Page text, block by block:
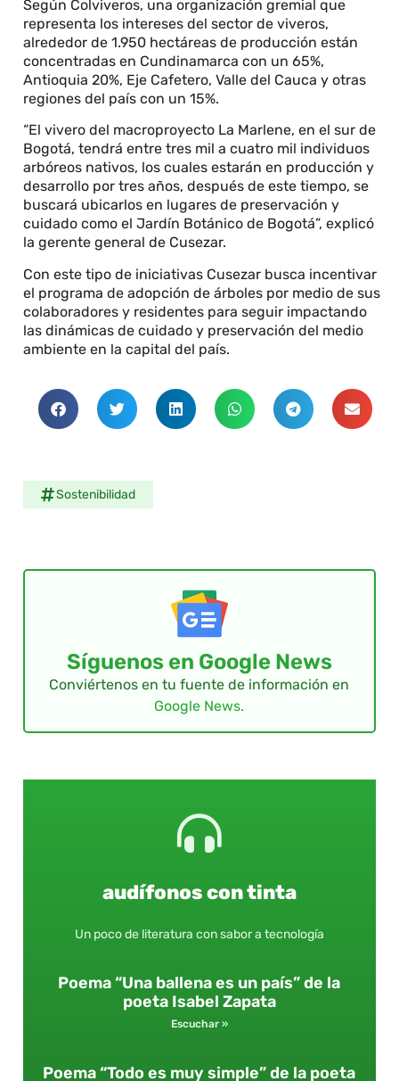
Según Colviveros, una organización gremial que
representa los intereses del sector de viveros,
alrededor de 1.950 hectáreas de producción están
concentradas en Cundinamarca con un 65%,
Antioquia 20%, Eje Cafetero, Valle del Cauca y otras
regiones del país con un 15%.
“El vivero del macroproyecto La Marlene, en el sur de
Bogotá, tendrá entre tres mil a cuatro mil individuos
arbóreos nativos, los cuales estarán en producción y
desarrollo por tres años, después de este tiempo, se
buscará ubicarlos en lugares de preservación y
cuidado como el Jardín Botánico de Bogotá”, explicó
la gerente general de Cusezar.
Con este tipo de iniciativas Cusezar busca incentivar
el programa de adopción de árboles por medio de sus
colaboradores y residentes para seguir impactando
las dinámicas de cuidado y preservación del medio
ambiente en la capital del país.
Sostenibilidad
Síguenos en Google News
Conviértenos en tu fuente de información en
Google News.
audífonos con tinta
Un poco de literatura con sabor a tecnología
Poema “Una ballena es un país” de la
poeta Isabel Zapata
Escuchar »
Poema “Todo es muy simple” de la poeta